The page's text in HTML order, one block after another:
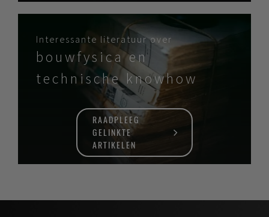
Interessante literatuur over
bouwfysica en
technische knowhow
RAADPLEEG
GELINKTE
ARTIKELEN